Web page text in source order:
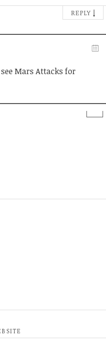
REPLY ↓
Mars Attacks for